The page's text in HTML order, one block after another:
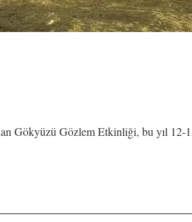
Gökyüzü Gözlem Etkinliği, bu yıl 12-